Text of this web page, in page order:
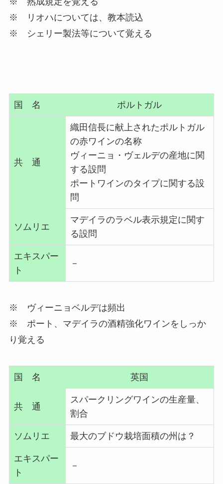
※ リオハについては、教本読込
※ シェリー製法等について覚える
国 名 ポルトガル
共 通
織田信長に献上されたポルトガル
の赤ワインの名称
ヴィーニョ・ヴェルデの産地に関
する設問
ポートワインのタイプに関する設
問
ソムリエ
マデイラのラベル表示規定に関す
る設問
エキスパー
ト
－
※ ヴィーニョベルデは頻出
※ ポート、マデイラの酒精強化ワインをしっか
り覚える
国 名 英国
共 通
スパークリングワインの生産量、
割合
ソムリエ 最大のブドウ栽培面積の州は？
エキスパー
ト
－